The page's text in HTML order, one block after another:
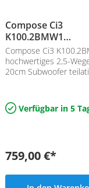
Compose Ci3
K100.2BMW1
Frontsystem mit
Center/Sub
Compose Ci3
hochwertiges 2,5-
20cm Subwoofer
Compose Flexmount
Verfügbar in 5
759,00 €*